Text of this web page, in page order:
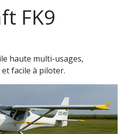
FK9
haute multi-usages,
facile à piloter.